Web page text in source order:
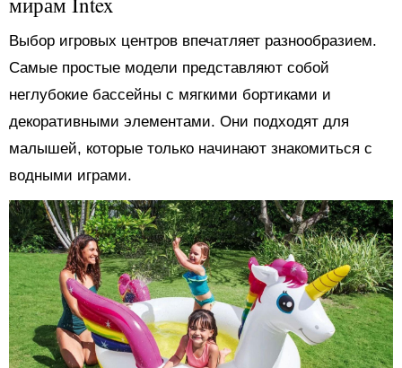
Выбор игровых центров впечатляет разнообразием.
Самые простые модели представляют собой
неглубокие бассейны с мягкими бортиками и
декоративными элементами. Они подходят для
малышей, которые только начинают знакомиться с
водными играми.